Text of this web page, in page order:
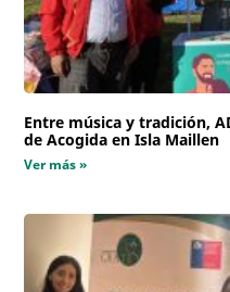
Entre música y tradición,
de Acogida en Isla Maillen
Ver más »